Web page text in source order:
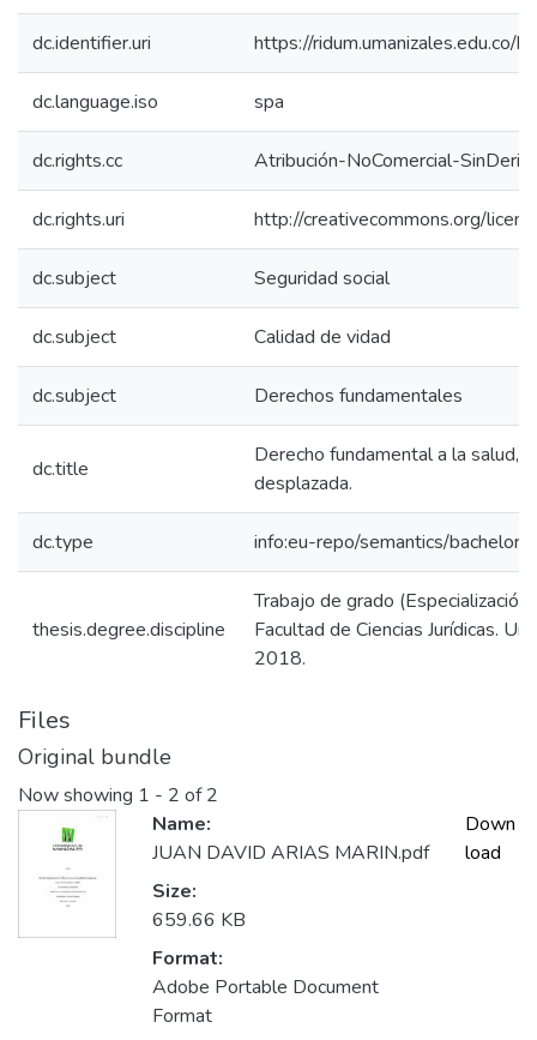
dc.identifier.uri https://
dc.language.iso spa
dc.rights.cc Atribución-NoComercial-
dc.rights.uri http://creativecommons.org/
dc.subject Seguridad social
dc.subject Calidad de vidad
dc.subject Derechos fundamentales
dc.title
Derecho fundamental a la salud,
desplazada.
dc.type info:eu-repo/semantics/
thesis.degree.discipline
Trabajo de grado (Especialización
Facultad de Ciencias Jurídicas.
2018.
Files
Original bundle
Now showing 1 - 2 of 2
Name:
JUAN DAVID ARIAS MARIN.pdf
Size:
659.66 KB
Format:
Adobe Portable Document
Format
Down
load